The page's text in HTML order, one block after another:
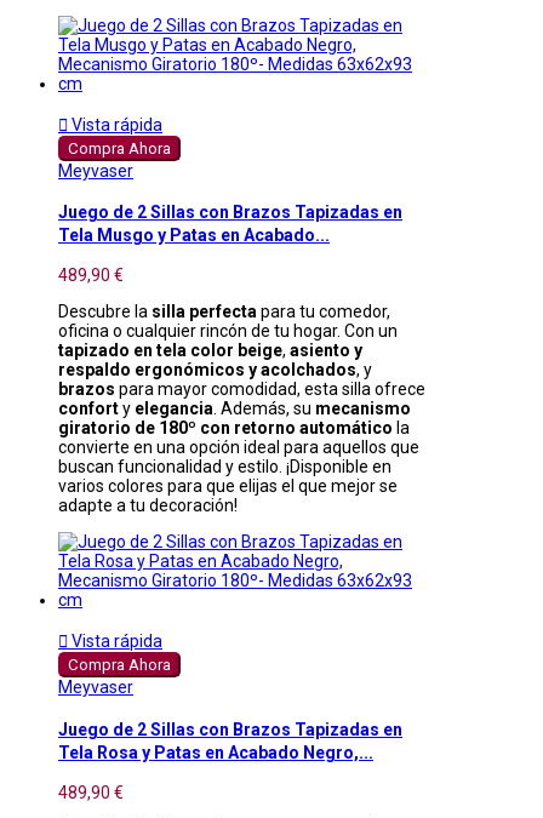
 Vista rápida
Compra Ahora
Meyvaser
Juego de 2 Sillas con Brazos Tapizadas en
Tela Musgo y Patas en Acabado...
489,90 €
Descubre la silla perfectapara tu comedor,
oficina o cualquier rincón de tu hogar. Con un
tapizado en tela color beige, asiento y
respaldo ergonómicos y acolchados, y
brazos para mayor comodidad, esta silla ofrece
conforty elegancia. Además, su mecanismo
giratorio de 180º con retorno automático la
convierte en una opción ideal para aquellos que
buscan funcionalidad y estilo. ¡Disponible en
varios colores para que elijas el que mejor se
adapte a tu decoración!
 Vista rápida
Compra Ahora
Meyvaser
Juego de 2 Sillas con Brazos Tapizadas en
Tela Rosa y Patas en Acabado Negro,...
489,90 €